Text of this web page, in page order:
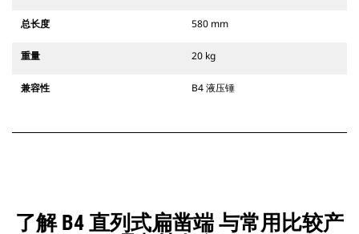
总长度 580 mm
重量 20 kg
兼容性 B4 液压锤
了解 B4 直列式扁凿端 与常用比较产